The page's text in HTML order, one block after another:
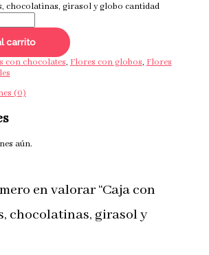
chocolatinas, girasol y globo cantidad
carrito
con chocolates, Flores con globos, Flores
(0)
aún.
en valorar “Caja con
chocolatinas, girasol y